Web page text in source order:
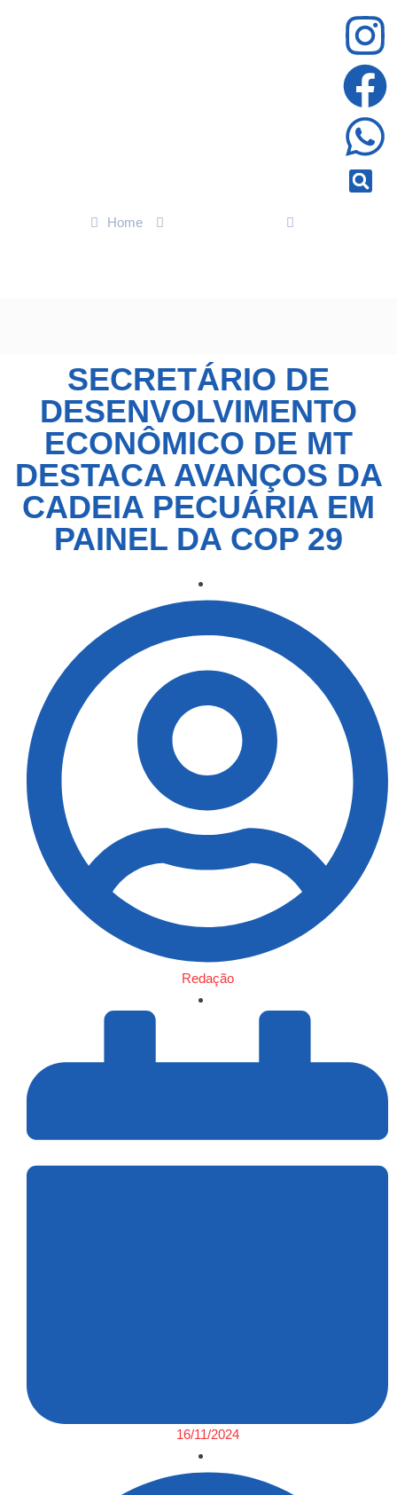
Home
SECRETÁRIO DE
DESENVOLVIMENTO
ECONÔMICO DE MT
DESTACA AVANÇOS DA
CADEIA PECUÁRIA EM
PAINEL DA COP 29
Redação
16/11/2024